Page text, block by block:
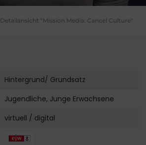
Detailansicht "Mission Media: Cancel Culture"
Hintergrund/ Grundsatz
Jugendliche, Junge Erwachsene
virtuell / digital